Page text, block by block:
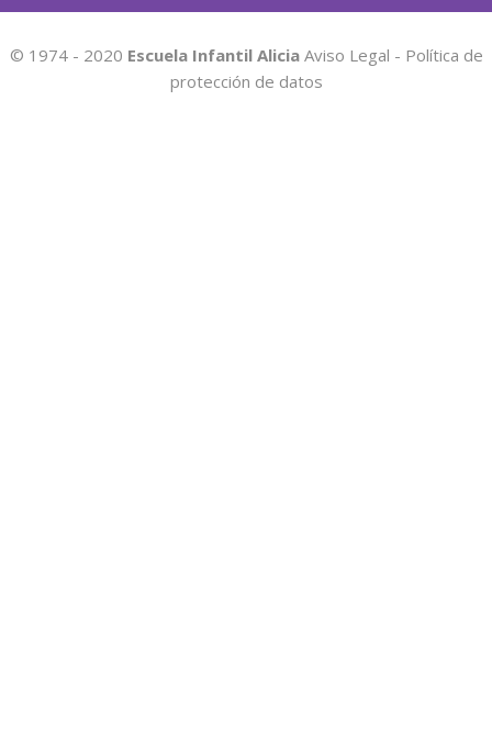
© 1974 - 2020 Escuela Infantil Alicia Aviso Legal - Política de
protección de datos